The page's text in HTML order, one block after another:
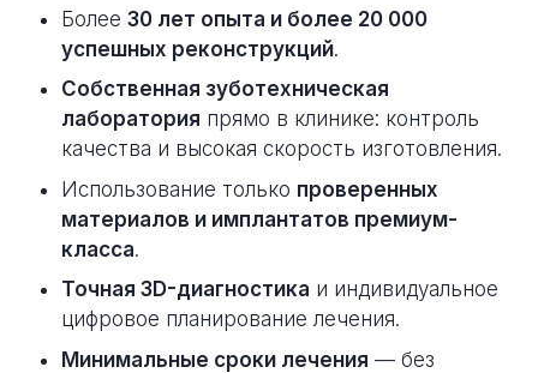
Более 30 лет опыта и более 20 000
успешных реконструкций.
Собственная зуботехническая
лаборатория прямо в клинике: контроль
качества и высокая скорость изготовления.
Использование только проверенных
материалов и имплантатов премиум-
класса.
Точная 3D-диагностика и индивидуальное
цифровое планирование лечения.
Минимальные сроки лечения — без